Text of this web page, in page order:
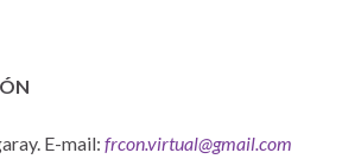
E-mail: frcon.virtual@gmail.com